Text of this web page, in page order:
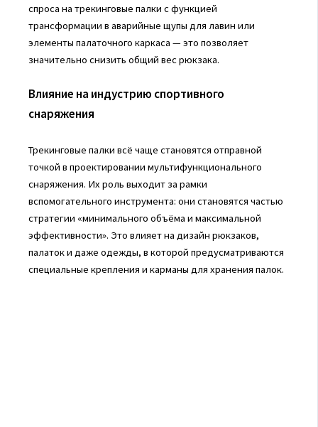
спроса на трекинговые палки с функцией
трансформации в аварийные щупы для лавин или
элементы палаточного каркаса — это позволяет
значительно снизить общий вес рюкзака.
Влияние на индустрию спортивного
снаряжения
Трекинговые палки всё чаще становятся отправной
точкой в проектировании мультифункционального
снаряжения. Их роль выходит за рамки
вспомогательного инструмента: они становятся частью
стратегии «минимального объёма и максимальной
эффективности». Это влияет на дизайн рюкзаков,
палаток и даже одежды, в которой предусматриваются
специальные крепления и карманы для хранения палок.